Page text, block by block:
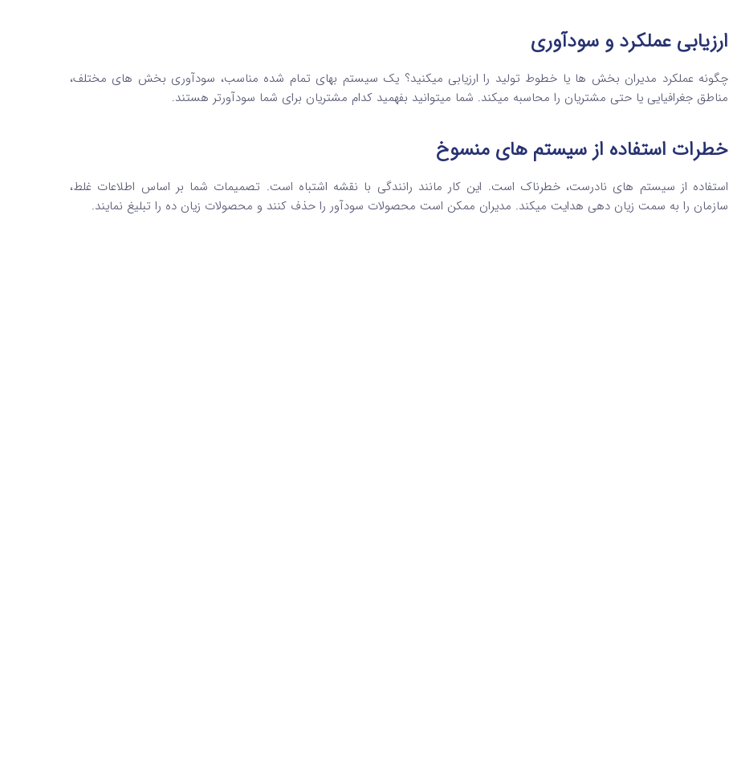
ارزیابی عملکرد و سودآوری
چگونه عملکرد مدیران بخش ها یا خطوط تولید را ارزیابی میکنید؟ یک سیستم بهای تمام شده مناسب، سودآوری بخش های مختلف،
مناطق جغرافیایی یا حتی مشتریان را محاسبه میکند. شما میتوانید بفهمید کدام مشتریان برای شما سودآورتر هستند.
خطرات استفاده از سیستم های منسوخ
استفاده از سیستم های نادرست، خطرناک است. این کار مانند رانندگی با نقشه اشتباه است. تصمیمات شما بر اساس اطلاعات غلط،
سازمان را به سمت زیان دهی هدایت میکند. مدیران ممکن است محصولات سودآور را حذف کنند و محصولات زیان ده را تبلیغ نمایند.